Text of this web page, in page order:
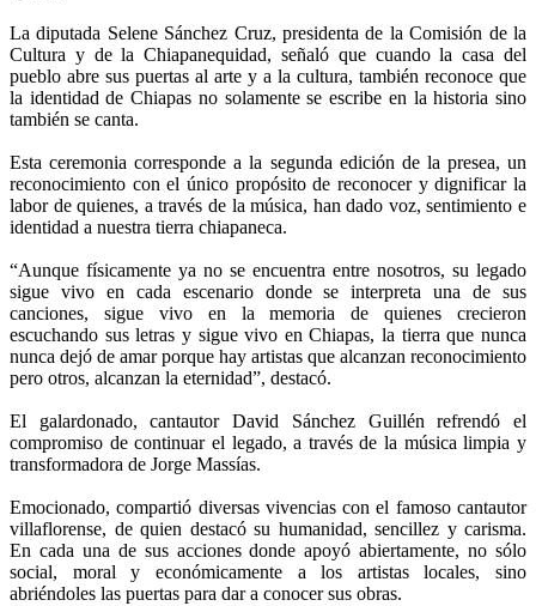
La diputada Selene Sánchez Cruz, presidenta de la Comisión de la
Cultura y de la Chiapanequidad, señaló que cuando la casa del
pueblo abre sus puertas al arte y a la cultura, también reconoce que
la identidad de Chiapas no solamente se escribe en la historia sino
también se canta.
Esta ceremonia corresponde a la segunda edición de la presea, un
reconocimiento con el único propósito de reconocer y dignificar la
labor de quienes, a través de la música, han dado voz, sentimiento e
identidad a nuestra tierra chiapaneca.
“Aunque físicamente ya no se encuentra entre nosotros, su legado
sigue vivo en cada escenario donde se interpreta una de sus
canciones, sigue vivo en la memoria de quienes crecieron
escuchando sus letras y sigue vivo en Chiapas, la tierra que nunca
nunca dejó de amar porque hay artistas que alcanzan reconocimiento
pero otros, alcanzan la eternidad”, destacó.
El galardonado, cantautor David Sánchez Guillén refrendó el
compromiso de continuar el legado, a través de la música limpia y
transformadora de Jorge Massías.
Emocionado, compartió diversas vivencias con el famoso cantautor
villaflorense, de quien destacó su humanidad, sencillez y carisma.
En cada una de sus acciones donde apoyó abiertamente, no sólo
social, moral y económicamente a los artistas locales, sino
abriéndoles las puertas para dar a conocer sus obras.